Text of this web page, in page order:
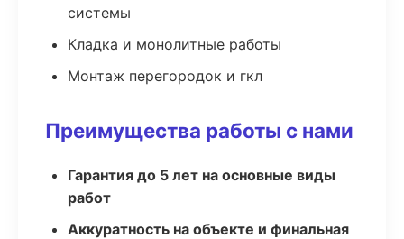
системы
Кладка и монолитные работы
Монтаж перегородок и гкл
Преимущества работы с нами
Гарантия до 5 лет на основные виды
работ
Аккуратность на объекте и финальная